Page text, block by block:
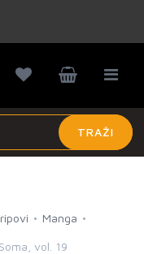
TRAŽI
Manga
vol. 19